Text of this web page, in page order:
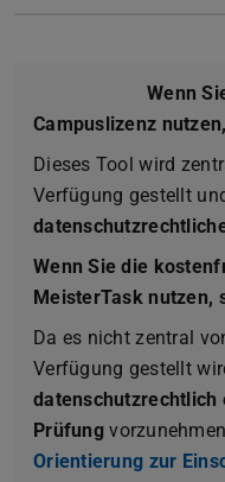
Wenn
Campuslizenz
Dieses Tool wird
Verfügung gestellt
Wenn Sie die
MeisterTask nutzen,
Da es nicht zentral
Verfügung gestellt
datenschutzrechtlich
Prüfung
Orientierung zur